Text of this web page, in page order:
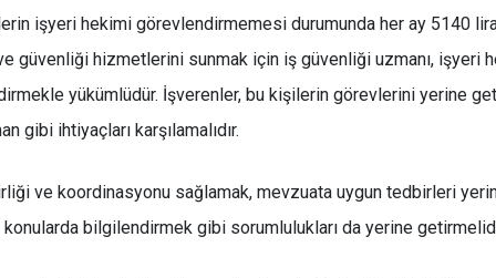
işyeri hekimi görevlendirmemesi durumunda her ay 5140
güvenliği hizmetlerini sunmak için iş güvenliği uzmanı, işyeri
yükümlüdür. İşverenler, bu kişilerin görevlerini yerine
gibi ihtiyaçları karşılamalıdır.
ve koordinasyonu sağlamak, mevzuata uygun tedbirleri
bilgilendirmek gibi sorumlulukları da yerine